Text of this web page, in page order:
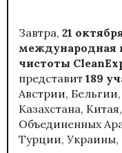
Завтра, 21
международная
чистоты
представит 189
Австрии,
Казахстана,
Объединенных
Турции,